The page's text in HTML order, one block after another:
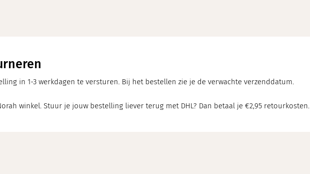
in 1-3 werkdagen te versturen. Bij het bestellen zie je de verwachte verzenddatum.
winkel. Stuur je jouw bestelling liever terug met DHL? Dan betaal je €2,95 retourkosten.